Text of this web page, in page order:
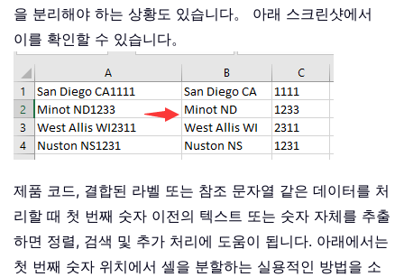
을 분리해야 하는 상황도 있습니다。 아래 스크린샷에서
이를 확인할 수 있습니다。
제품 코드, 결합된 라벨 또는 참조 문자열 같은 데이터를 처
리할 때 첫 번째 숫자 이전의 텍스트 또는 숫자 자체를 추출
하면 정렬, 검색 및 추가 처리에 도움이 됩니다. 아래에서는
첫 번째 숫자 위치에서 셀을 분할하는 실용적인 방법을 소